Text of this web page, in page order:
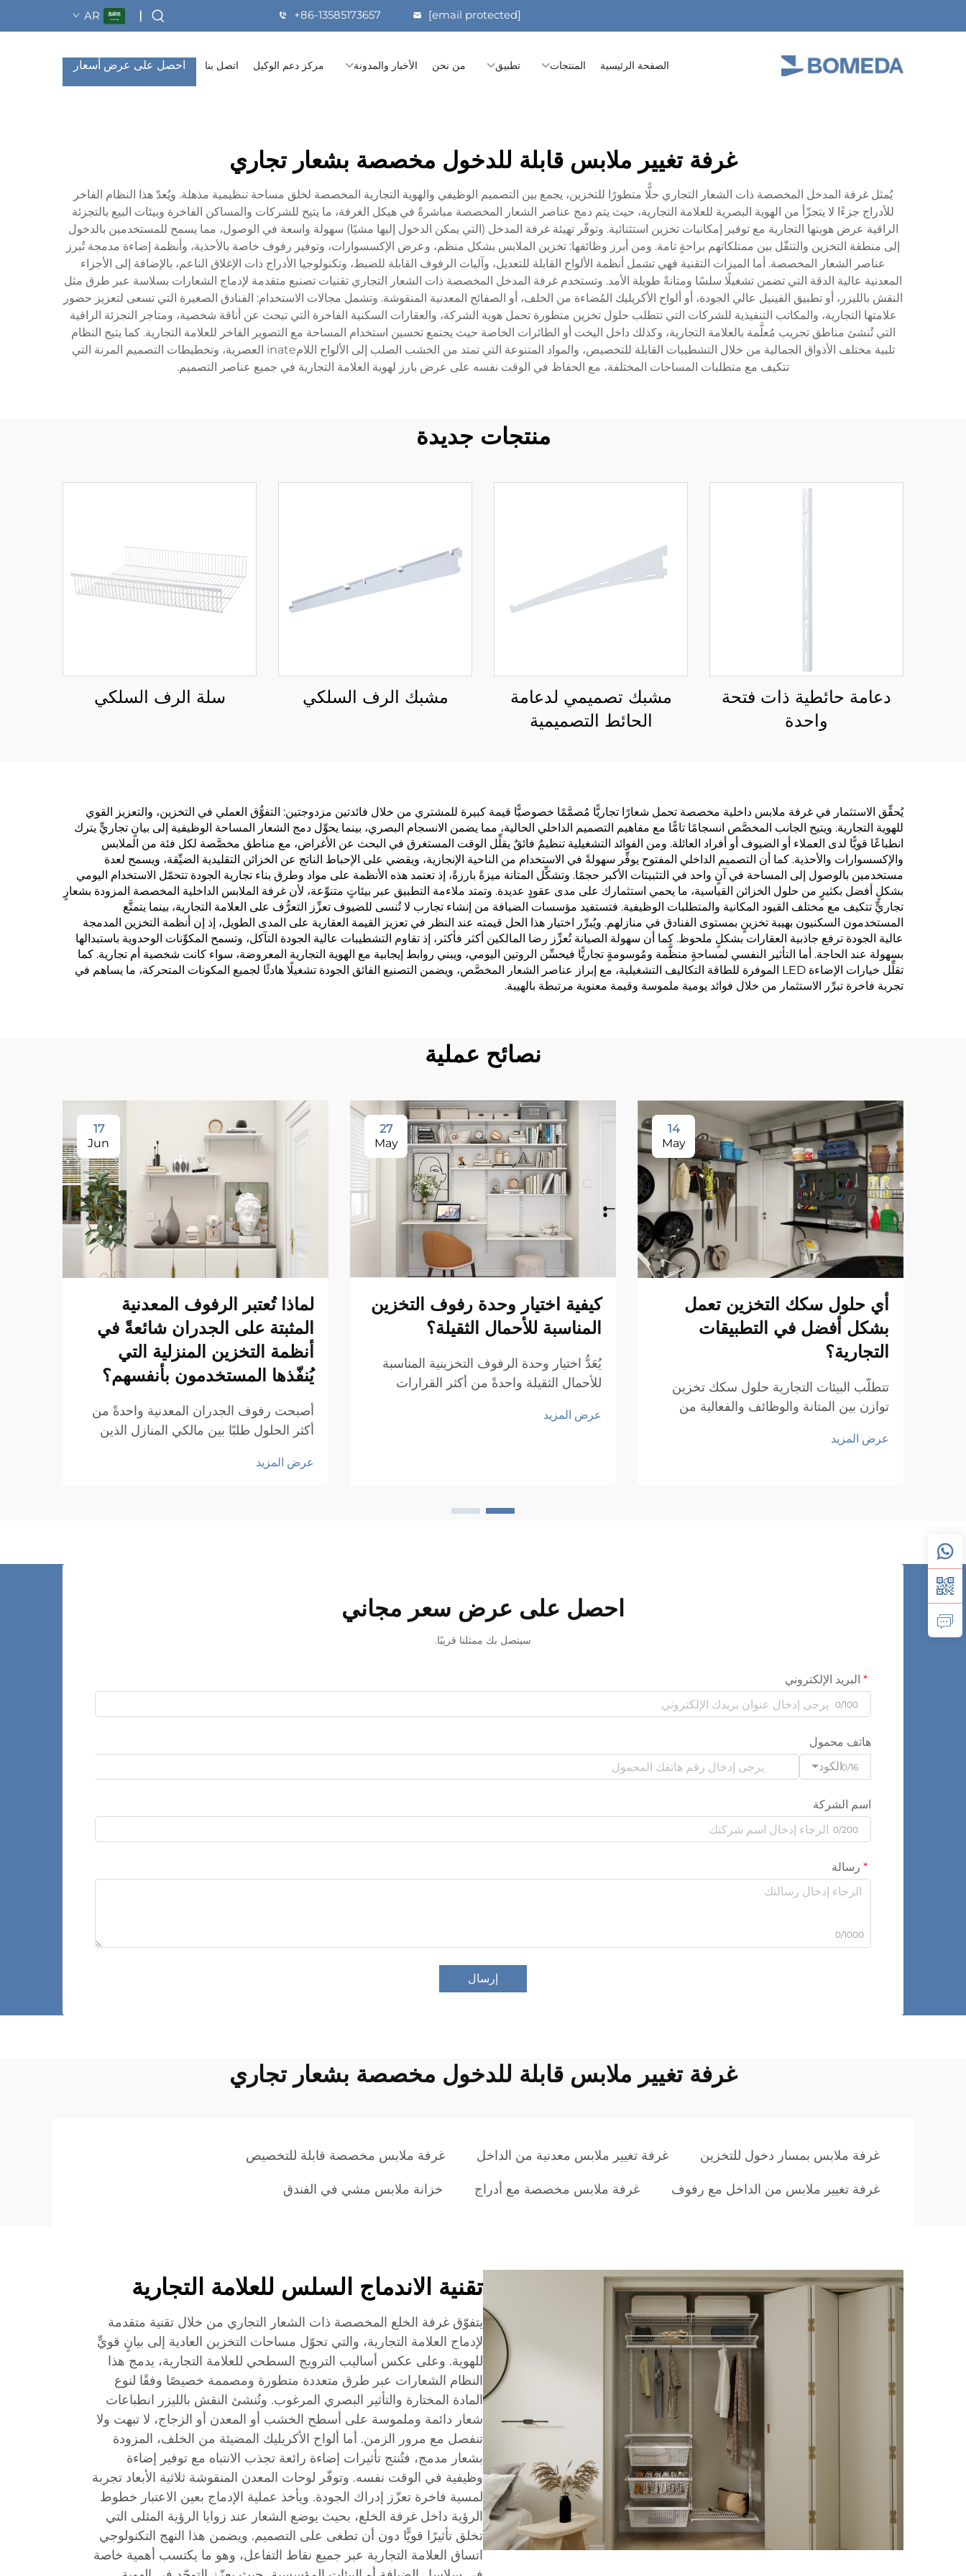
+86-13585173657 [email protected]
|
AR
الصفحة الرئيسية المنتجات تطبيق من نحن الأخبار والمدونة مركز دعم الوكيل اتصل بنا احصل على عرض أسعار
غرفة تغيير ملابس قابلة للدخول مخصصة بشعار تجاري
يُمثل غرفة المدخل المخصصة ذات الشعار التجاري حلًّا متطورًا للتخزين، يجمع بين التصميم الوظيفي والهوية التجارية المخصصة لخلق مساحة تنظيمية مذهلة. ويُعدّ هذا النظام الفاخر
للأدراج جزءًا لا يتجزّأ من الهوية البصرية للعلامة التجارية، حيث يتم دمج عناصر الشعار المخصصة مباشرةً في هيكل الغرفة، ما يتيح للشركات والمساكن الفاخرة وبيئات البيع بالتجزئة
الراقية عرض هويتها التجارية مع توفير إمكانيات تخزين استثنائية. وتوفّر تهيئة غرفة المدخل (التي يمكن الدخول إليها مشيًا) سهولة واسعة في الوصول، مما يسمح للمستخدمين بالدخول
إلى منطقة التخزين والتنقّل بين ممتلكاتهم براحةٍ تامة. ومن أبرز وظائفها: تخزين الملابس بشكل منظم، وعرض الإكسسوارات، وتوفير رفوف خاصة بالأحذية، وأنظمة إضاءة مدمجة تُبرز
عناصر الشعار المخصصة. أما الميزات التقنية فهي تشمل أنظمة الألواح القابلة للتعديل، وآليات الرفوف القابلة للضبط، وتكنولوجيا الأدراج ذات الإغلاق الناعم، بالإضافة إلى الأجزاء
المعدنية عالية الدقة التي تضمن تشغيلًا سلسًا ومتانةً طويلة الأمد. وتستخدم غرفة المدخل المخصصة ذات الشعار التجاري تقنيات تصنيع متقدمة لإدماج الشعارات بسلاسة عبر طرق مثل
النقش بالليزر، أو تطبيق الفينيل عالي الجودة، أو ألواح الأكريليك المُضاءة من الخلف، أو الصفائح المعدنية المنقوشة. وتشمل مجالات الاستخدام: الفنادق الصغيرة التي تسعى لتعزيز حضور
علامتها التجارية، والمكاتب التنفيذية للشركات التي تتطلب حلول تخزين متطورة تحمل هوية الشركة، والعقارات السكنية الفاخرة التي تبحث عن أناقة شخصية، ومتاجر التجزئة الراقية
التي تُنشئ مناطق تجريب مُعلَّمة بالعلامة التجارية، وكذلك داخل اليخت أو الطائرات الخاصة حيث يجتمع تحسين استخدام المساحة مع التصوير الفاخر للعلامة التجارية. كما يتيح النظام
تلبية مختلف الأذواق الجمالية من خلال التشطيبات القابلة للتخصيص، والمواد المتنوعة التي تمتد من الخشب الصلب إلى الألواح اللامinate العصرية، وتخطيطات التصميم المرنة التي
تتكيف مع متطلبات المساحات المختلفة، مع الحفاظ في الوقت نفسه على عرض بارز لهوية العلامة التجارية في جميع عناصر التصميم.
منتجات جديدة
دعامة حائطية ذات فتحة
واحدة
مشبك تصميمي لدعامة
الحائط التصميمية
مشبك الرف السلكي سلة الرف السلكي
يُحقِّق الاستثمار في غرفة ملابس داخلية مخصصة تحمل شعارًا تجاريًّا مُصمَّمًا خصوصيًّا قيمة كبيرة للمشتري من خلال فائدتين مزدوجتين: التفوُّق العملي في التخزين، والتعزيز القوي
للهوية التجارية. ويتيح الجانب المخصَّص انسجامًا تامًّا مع مفاهيم التصميم الداخلي الحالية، مما يضمن الانسجام البصري، بينما يحوِّل دمج الشعار المساحة الوظيفية إلى بيانٍ تجاريٍّ يترك
انطباعًا قويًّا لدى العملاء أو الضيوف أو أفراد العائلة. ومن الفوائد التشغيلية تنظيمٌ فائقٌ يقلِّل الوقت المستغرق في البحث عن الأغراض، مع مناطق مخصَّصة لكل فئة من الملابس
والإكسسوارات والأحذية. كما أن التصميم الداخلي المفتوح يوفِّر سهولةً في الاستخدام من الناحية الإنجازية، ويقضي على الإحباط الناتج عن الخزائن التقليدية الضيِّقة، ويسمح لعدة
مستخدمين بالوصول إلى المساحة في آنٍ واحد في التثبيتات الأكبر حجمًا. وتشكِّل المتانة ميزةً بارزةً، إذ تعتمد هذه الأنظمة على مواد وطرق بناء تجارية الجودة تتحمّل الاستخدام اليومي
بشكلٍ أفضل بكثيرٍ من حلول الخزائن القياسية، ما يحمي استثمارك على مدى عقودٍ عديدة. وتمتد ملاءمة التطبيق عبر بيئاتٍ متنوِّعة، لأن غرفة الملابس الداخلية المخصصة المزودة بشعارٍ
تجاريٍّ تتكيف مع مختلف القيود المكانية والمتطلبات الوظيفية. فتستفيد مؤسسات الضيافة من إنشاء تجارب لا تُنسى للضيوف تعزِّز التعرُّف على العلامة التجارية، بينما يتمتَّع
المستخدمون السكنيون بهيبة تخزينٍ بمستوى الفنادق في منازلهم. ويُبرِّر اختيار هذا الحل قيمته عند النظر في تعزيز القيمة العقارية على المدى الطويل، إذ إن أنظمة التخزين المدمجة
عالية الجودة ترفع جاذبية العقارات بشكلٍ ملحوظ. كما أن سهولة الصيانة تُعزِّز رضا المالكين أكثر فأكثر، إذ تقاوم التشطيبات عالية الجودة التآكل، وتسمح المكوِّنات الوحدوية باستبدالها
بسهولة عند الحاجة. أما التأثير النفسي لمساحةٍ منظَّمة ومُوسومةٍ تجاريًّا فيحسِّن الروتين اليومي، ويبني روابط إيجابية مع الهوية التجارية المعروضة، سواء كانت شخصية أم تجارية. كما
تقلِّل خيارات الإضاءة LED الموفرة للطاقة التكاليف التشغيلية، مع إبراز عناصر الشعار المخصَّص، ويضمن التصنيع الفائق الجودة تشغيلًا هادئًا لجميع المكونات المتحركة، ما يساهم في
تجربة فاخرة تبرِّر الاستثمار من خلال فوائد يومية ملموسة وقيمة معنوية مرتبطة بالهيبة.
نصائح عملية
14
May
أي حلول سكك التخزين تعمل
بشكل أفضل في التطبيقات
التجارية؟
تتطلّب البيئات التجارية حلول سكك تخزين
توازن بين المتانة والوظائف والفعالية من
المحددة. فسواءً كانت المستودعات أو مرافق
عرض المزيد
27
May
كيفية اختيار وحدة رفوف التخزين
المناسبة للأحمال الثقيلة؟
يُعَدُّ اختيار وحدة الرفوف التخزينية المناسبة
للأحمال الثقيلة واحدةً من أكثر القرارات
مخطط المرافق، أو فريق العمليات الصناعية.
عرض المزيد
17
Jun
لماذا تُعتبر الرفوف المعدنية
المثبتة على الجدران شائعةً في
أنظمة التخزين المنزلية التي
يُنفّذها المستخدمون بأنفسهم؟
أصبحت رفوف الجدران المعدنية واحدةً من
أكثر الحلول طلبًا بين مالكي المنازل الذين
ومتينة دون الحاجة إلى مساعدة احترافية.
عرض المزيد
احصل على عرض سعر مجاني
سيتصل بك ممثلنا قريبًا.
البريد الإلكتروني
0/100
هاتف محمول
الكود0/16
اسم الشركة
0/200
رسالة
0/1000
إرسال
غرفة تغيير ملابس قابلة للدخول مخصصة بشعار تجاري
غرفة ملابس بمسار دخول للتخزين غرفة تغيير ملابس معدنية من الداخل غرفة ملابس مخصصة قابلة للتخصيص
غرفة تغيير ملابس من الداخل مع رفوف غرفة ملابس مخصصة مع أدراج خزانة ملابس مشي في الفندق
تقنية الاندماج السلس للعلامة التجارية
يتفوّق غرفة الخلع المخصصة ذات الشعار التجاري من خلال تقنية متقدمة
لإدماج العلامة التجارية، والتي تحوّل مساحات التخزين العادية إلى بيانٍ قويٍّ
للهوية. وعلى عكس أساليب الترويج السطحي للعلامة التجارية، يدمج هذا
النظام الشعارات عبر طرق متعددة متطورة ومصممة خصيصًا وفقًا لنوع
المادة المختارة والتأثير البصري المرغوب. وتُنشئ النقش بالليزر انطباعات
شعار دائمة وملموسة على أسطح الخشب أو المعدن أو الزجاج، لا تبهت ولا
تنفصل مع مرور الزمن. أما ألواح الأكريليك المضيئة من الخلف، المزودة
بشعار مدمج، فتُنتج تأثيرات إضاءة رائعة تجذب الانتباه مع توفير إضاءة
وظيفية في الوقت نفسه. وتوفّر لوحات المعدن المنقوشة ثلاثية الأبعاد تجربة
لمسية فاخرة تعزّز إدراك الجودة. ويأخذ عملية الإدماج بعين الاعتبار خطوط
الرؤية داخل غرفة الخلع، بحيث يوضع الشعار عند زوايا الرؤية المثلى التي
تخلق تأثيرًا قويًّا دون أن تطغى على التصميم. ويضمن هذا النهج التكنولوجي
اتساق العلامة التجارية عبر جميع نقاط التفاعل، وهو ما يكتسب أهمية خاصة